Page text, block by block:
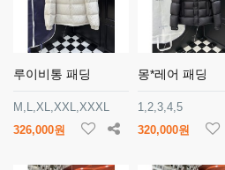
루이비통 패딩
M,L,XL,XXL,XXXL
326,000원
몽*레어 패딩
1,2,3,4,5
320,000원